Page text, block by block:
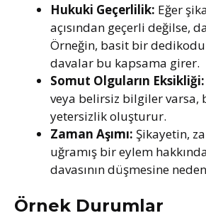
Hukuki Geçerlilik: Eğer
açısından geçerli değilse,
Örneğin, basit bir dedikodu
davalar bu kapsama girer.
Somut Olguların Eksikliği:
veya belirsiz bilgiler varsa,
yetersizlik oluşturur.
Zaman Aşımı: Şikayetin,
uğramış bir eylem
davasının düşmesine
Örnek Durumlar